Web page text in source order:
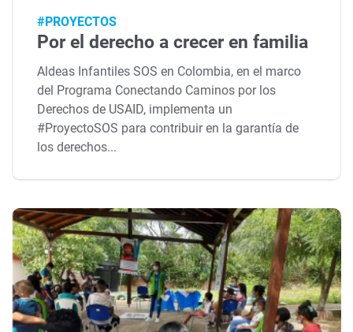
#PROYECTOS
Por el derecho a crecer en familia
Aldeas Infantiles SOS en Colombia, en el marco
del Programa Conectando Caminos por los
Derechos de USAID, implementa un
#ProyectoSOS para contribuir en la garantía de
los derechos...